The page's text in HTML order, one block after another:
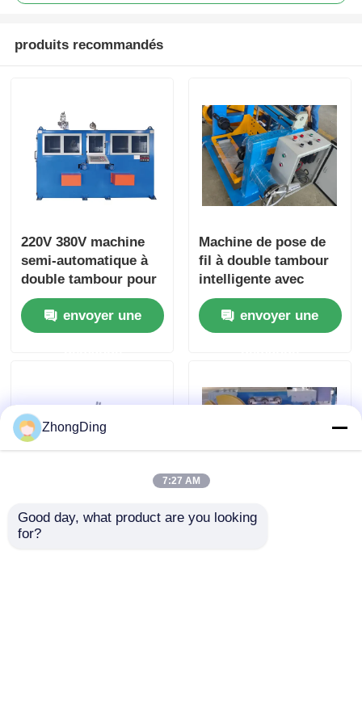
produits recommandés
220V 380V machine
semi-automatique à
double tambour pour
la pose de fil avec
contrôle PLC
envoyer une
Machine de pose de
fil à double tambour
intelligente avec
vitesse de pose de 0 à
30 m/minenvoyer une
Machine de pose de
câbles de précision
Machine de pose de
ZhongDing
7:27 AM
Good day, what product are you looking
for?